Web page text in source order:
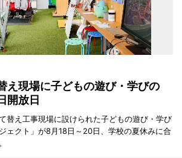
え現場に子どもの遊び・学びの
開放日
替え工事現場に設けられた子どもの遊び・学び
ェクト」が8月18日～20日、学校の夏休みに合